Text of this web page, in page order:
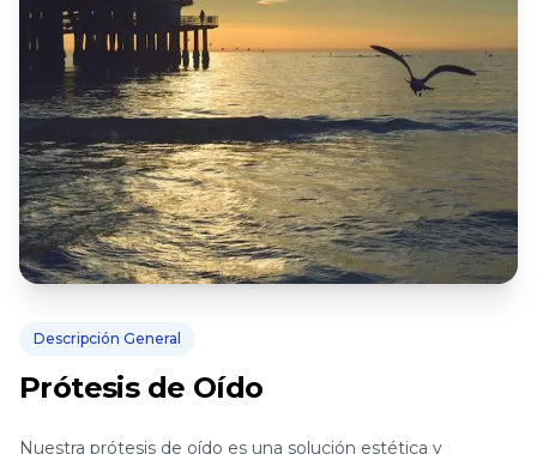
Descripción General
Prótesis de Oído
Nuestra prótesis de oído es una solución estética y